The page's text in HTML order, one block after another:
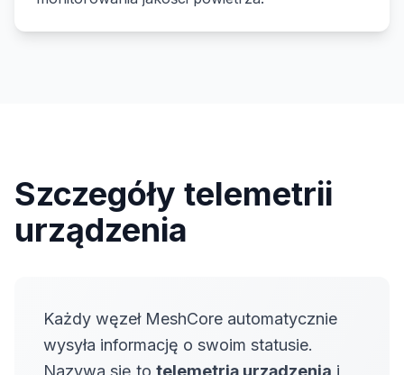
Szczegóły telemetrii
urządzenia
Każdy węzeł MeshCore automatycznie
wysyła informację o swoim statusie.
Nazywa się to telemetrią urządzenia i